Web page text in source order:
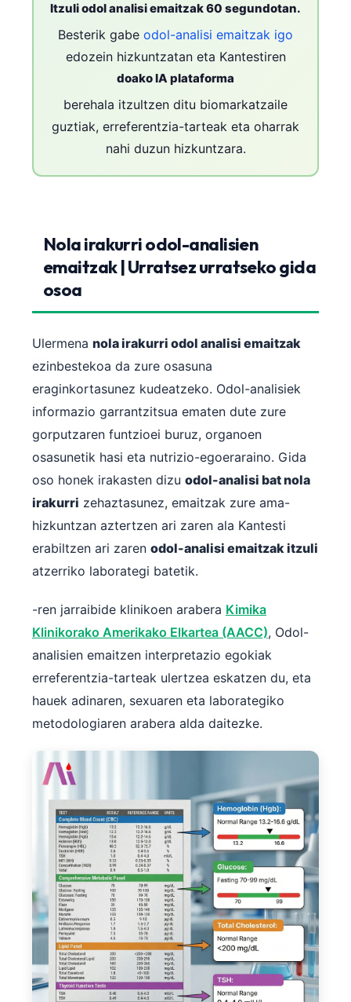
Itzuli odol analisi emaitzak 60 segundotan.
Besterik gabe odol-analisi emaitzak igo
edozein hizkuntzatan eta Kantestiren
doako IA plataforma
berehala itzultzen ditu biomarkatzaile
guztiak, erreferentzia-tarteak eta oharrak
nahi duzun hizkuntzara.
Nola irakurri odol-analisien
emaitzak | Urratsez urratseko gida
osoa
Ulermena nola irakurri odol analisi emaitzak
ezinbestekoa da zure osasuna
eraginkortasunez kudeatzeko. Odol-analisiek
informazio garrantzitsua ematen dute zure
gorputzaren funtzioei buruz, organoen
osasunetik hasi eta nutrizio-egoeraraino. Gida
oso honek irakasten dizu odol-analisi bat nola
irakurri zehaztasunez, emaitzak zure ama-
hizkuntzan aztertzen ari zaren ala Kantesti
erabiltzen ari zaren odol-analisi emaitzak itzuli
atzerriko laborategi batetik.
-ren jarraibide klinikoen arabera Kimika
Klinikorako Amerikako Elkartea (AACC), Odol-
analisien emaitzen interpretazio egokiak
erreferentzia-tarteak ulertzea eskatzen du, eta
hauek adinaren, sexuaren eta laborategiko
metodologiaren arabera alda daitezke.